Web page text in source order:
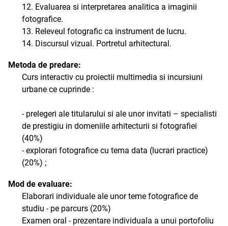
12. Evaluarea si interpretarea analitica a imaginii
fotografice.
13. Releveul fotografic ca instrument de lucru.
14. Discursul vizual. Portretul arhitectural.
Metoda de predare:
Curs interactiv cu proiectii multimedia si incursiuni
urbane ce cuprinde :
- prelegeri ale titularului si ale unor invitati – specialisti
de prestigiu in domeniile arhitecturii si fotografiei
(40%)
- explorari fotografice cu tema data (lucrari practice)
(20%) ;
Mod de evaluare:
Elaborari individuale ale unor teme fotografice de
studiu - pe parcurs (20%)
Examen oral - prezentare individuala a unui portofoliu